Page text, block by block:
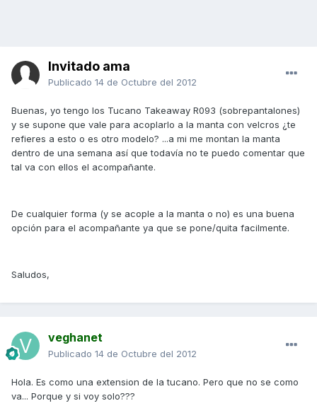
Invitado ama
Publicado 14 de Octubre del 2012
Buenas, yo tengo los Tucano Takeaway R093 (sobrepantalones)
y se supone que vale para acoplarlo a la manta con velcros ¿te
refieres a esto o es otro modelo? ...a mi me montan la manta
dentro de una semana así que todavía no te puedo comentar que
tal va con ellos el acompañante.
De cualquier forma (y se acople a la manta o no) es una buena
opción para el acompañante ya que se pone/quita facilmente.
Saludos,
veghanet
Publicado 14 de Octubre del 2012
Hola. Es como una extension de la tucano. Pero que no se como
va... Porque y si voy solo???